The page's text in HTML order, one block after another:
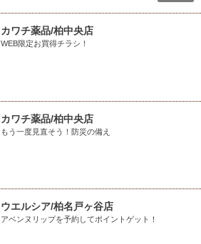
カワチ薬品/柏中央店
WEB限定お買得チラシ！
カワチ薬品/柏中央店
もう一度見直そう！防災の備え
ウエルシア/柏名戸ヶ谷店
アベンヌリップを予約してポイントゲット！